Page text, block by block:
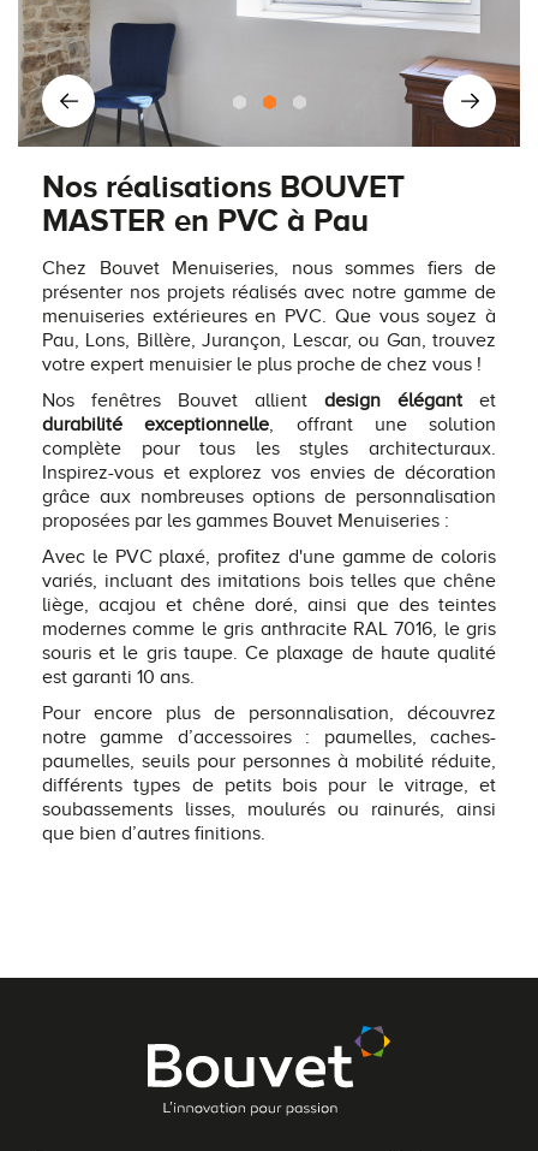
Nos réalisations BOUVET
MASTER en PVC à Pau
Chez Bouvet Menuiseries, nous sommes fiers de
présenter nos projets réalisés avec notre gamme de
menuiseries extérieures en PVC. Que vous soyez à
Pau, Lons, Billère, Jurançon, Lescar, ou Gan, trouvez
votre expert menuisier le plus proche de chez vous !
Nos fenêtres Bouvet allient design élégantet
durabilité exceptionnelle, offrant une solution
complète pour tous les styles architecturaux.
Inspirez-vous et explorez vos envies de décoration
grâce aux nombreuses options de personnalisation
proposées par les gammes Bouvet Menuiseries :
Avec le PVC plaxé, profitez d'une gamme de coloris
variés, incluant des imitations bois telles que chêne
liège, acajou et chêne doré, ainsi que des teintes
modernes comme le gris anthracite RAL 7016, le gris
souris et le gris taupe. Ce plaxage de haute qualité
est garanti 10 ans.
Pour encore plus de personnalisation, découvrez
notre gamme d’accessoires : paumelles, caches-
paumelles, seuils pour personnes à mobilité réduite,
différents types de petits bois pour le vitrage, et
soubassements lisses, moulurés ou rainurés, ainsi
que bien d’autres finitions.